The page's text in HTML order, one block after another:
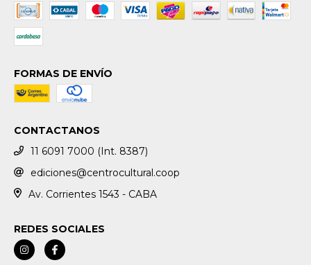
FORMAS DE ENVÍO
CONTACTANOS
11 6091 7000 (Int. 8387)
ediciones@centrocultural.coop
Av. Corrientes 1543 - CABA
REDES SOCIALES